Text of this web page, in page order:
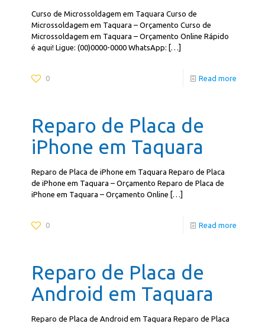
Curso de Microssoldagem em Taquara Curso de
Microssoldagem em Taquara – Orçamento Curso de
Microssoldagem em Taquara – Orçamento Online Rápido
é aqui! Ligue: (00)0000-0000 WhatsApp: […]
0 Read more
Reparo de Placa de
iPhone em Taquara
Reparo de Placa de iPhone em Taquara Reparo de Placa
de iPhone em Taquara – Orçamento Reparo de Placa de
iPhone em Taquara – Orçamento Online […]
0 Read more
Reparo de Placa de
Android em Taquara
Reparo de Placa de Android em Taquara Reparo de Placa